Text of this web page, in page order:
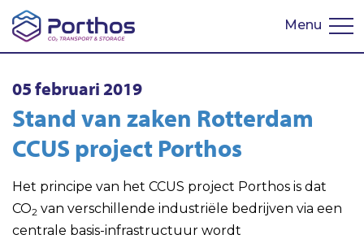
Menu
English
05 februari 2019
Stand van zaken Rotterdam
CCUS project Porthos
Het principe van het CCUS project Porthos is dat
CO2 van verschillende industriële bedrijven via een
centrale basis-infrastructuur wordt